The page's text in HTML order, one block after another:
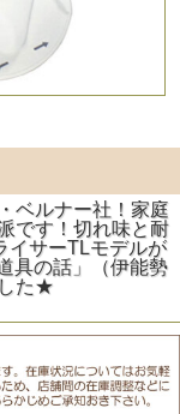
ベルナー社！家庭
です！切れ味と耐
イサーTLモデルが
具の話」（伊能勢
た★